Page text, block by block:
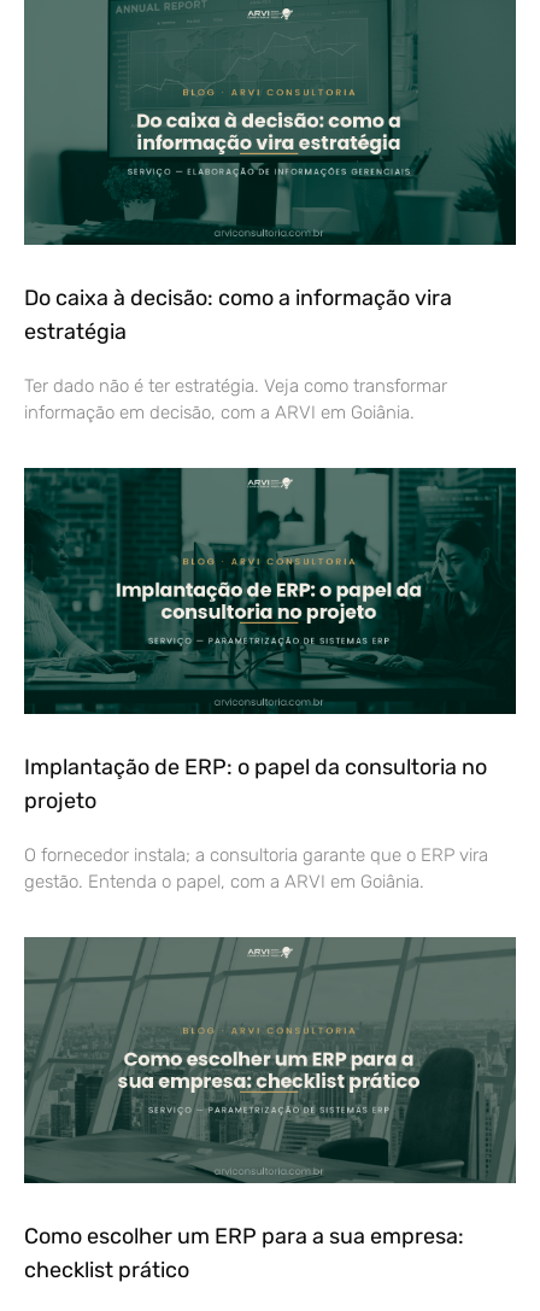
Do caixa à decisão: como a informação vira
estratégia
Ter dado não é ter estratégia. Veja como transformar
informação em decisão, com a ARVI em Goiânia.
Implantação de ERP: o papel da consultoria no
projeto
O fornecedor instala; a consultoria garante que o ERP vira
gestão. Entenda o papel, com a ARVI em Goiânia.
Como escolher um ERP para a sua empresa:
checklist prático